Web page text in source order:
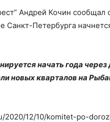
Андрей Кочин сообщал
Санкт-Петербурга
начать года через
новых кварталов на
2020/12/10/komitet-po-